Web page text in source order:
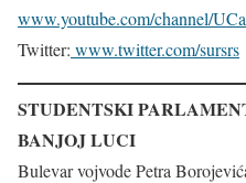
www.youtube.com/channel/
Twitter: www.twitter.com/sursrs
STUDENTSKI
BANJOJ LUCI
Bulevar vojvode Petra